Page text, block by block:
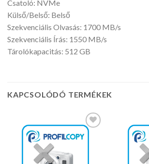
Csatoló: NVMe
Külső/Belső: Belső
Szekvenciális Olvasás: 1700 MB/s
Szekvenciális Írás: 1550 MB/s
Tárolókapacitás: 512 GB
KAPCSOLÓDÓ TERMÉKEK
Kedvencekhez